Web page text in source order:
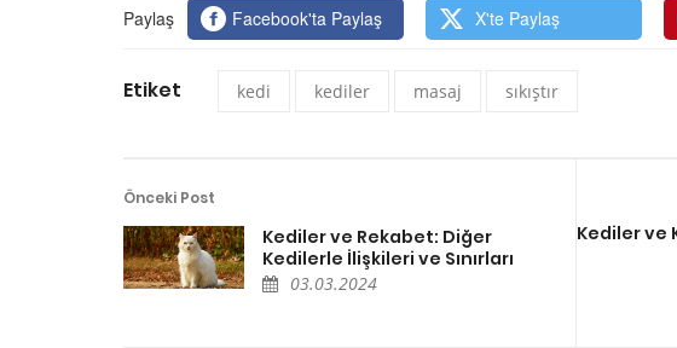
Paylaş Facebook'ta Paylaş X'te Paylaş
Etiket kedi kediler masaj sıkıştır
Önceki Post
Kediler ve Rekabet: Diğer
Kedilerle İlişkileri ve Sınırları
03.03.2024
Kediler ve